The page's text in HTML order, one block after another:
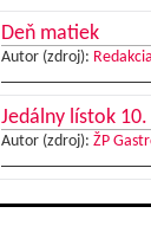
Deň matiek
Autor (zdroj): Redakcia
Jedálny lístok
Autor (zdroj): ŽP